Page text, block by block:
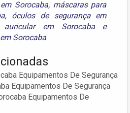
Sorocaba, máscaras para
, óculos de segurança em
auricular em Sorocabae
Sorocaba
Equipamentos De Segurança
Equipamentos De Segurança
Equipamentos De